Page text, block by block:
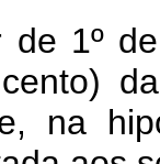
de 1º
na